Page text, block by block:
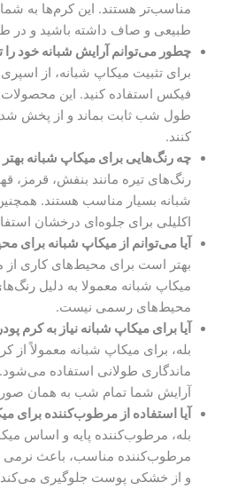
مناسب‌تر هستند. این کرم‌ها به
طبیعی و صاف داشته باشید و در
چطور می‌توانم آرایش شبانه خود را
برای تثبیت میکاپ شبانه، از اسپری
فیکس استفاده کنید. این
طول شب ثابت بماند و از پخش
کنند.
چه رنگ‌هایی برای میکاپ شبانه
رنگ‌های تیره مانند بنفش، قرمز،
شبانه بسیار مناسب هستند.
اکلیلی برای جلوه‌ای درخشان
آیا می‌توانم از میکاپ شبانه برای
بهتر است برای محیط‌های کاری از
میکاپ شبانه معمولا به دلیل
محیط‌های رسمی نیست.
آیا برای میکاپ شبانه نیاز به کرم
بله، برای میکاپ شبانه معمولاً از
ماندگاری طولانی استفاده
آرایش شما تمام شب به همان
آیا استفاده از مرطوب‌کننده
بله، مرطوب‌کننده پایه و اساس
مرطوب‌کننده مناسب، باعث
و از خشکی پوست جلوگیری